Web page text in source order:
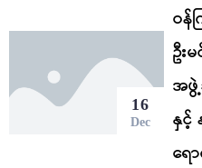
16
Dec
ဝန်
ဦး
အဖွဲ့
နှင့်
ရေ